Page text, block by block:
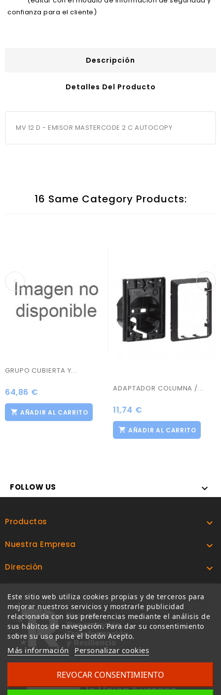
confianza para el cliente)
Descripción
Detalles Del Producto
MV 12 D - EMISOR MASTERCODE 2 C AUTOCOPY
16 Same Category Products:
GRUPO CUBIERTA Y...
Precio
64,86 €
AÑADIR AL CARRITO
ADAPTADOR COLUMNA /...
Precio
11,74 €
AÑADIR AL CARRITO
FOLLOW US 
Productos 
Nuestra Empresa 
Dirección 
Este sitio web utiliza cookies propias y de terceros para
mejorar nuestros servicios y mostrarle publicidad
relacionada con sus preferencias mediante el análisis de
sus hábitos de navegación. Para dar su consentimiento
sobre su uso pulse el botón Acepto.
Más información Personalizar cookies
REVOCAR CONSENTIMIENTO